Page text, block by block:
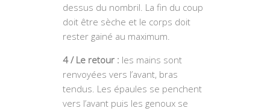
dessus du nombril. La fin du coup
doit être sèche et le corps doit
rester gainé au maximum.
4 / Le retour : les mains sont
renvoyées vers l’avant, bras
tendus. Les épaules se penchent
vers l’avant puis les genoux se